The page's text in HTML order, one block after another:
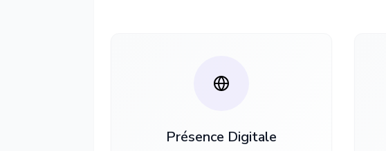
Présence Digitale